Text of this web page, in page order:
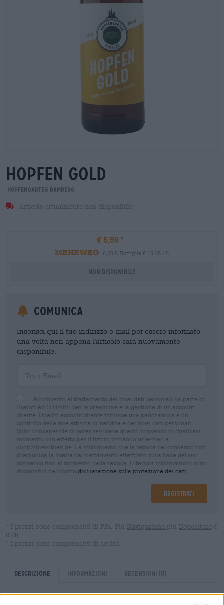
hopfen gold
Hopfengarten Bamberg
Articolo attualmente non disponibile
€ 5,59
MEHRWEG
0,33 L Bottiglia € 16,48 / L
Non disponibile
Comunica
Inserisci qui il tuo indirizzo e-mail per essere informato
una volta non appena l'articolo sarà nuovamente
disponibile.
Acconsento al trattamento dei miei dati personali da parte di
Bierothek ® GmbH per la creazione e la gestione di un account
cliente. Questo account cliente fornisce una panoramica e un
controllo delle mie attività di vendita e dei miei dati personali.
Sono consapevole di poter revocare questo consenso in qualsiasi
momento con effetto per il futuro inviando un'e-mail a
shop@bierothek.de. La informiamo che la revoca del consenso non
pregiudica la liceità del trattamento effettuato sulla base del suo
consenso fino al momento della revoca. Ulteriori informazioni sono
disponibili nel nostro dichiarazione sulla protezione dei dati
Registrati
* I prezzi sono comprensivi di IVA. Più Navigazione più Depositare €
0,08
* I prezzi sono comprensivi di accisa
Descrizione Informazioni Recensioni (0)